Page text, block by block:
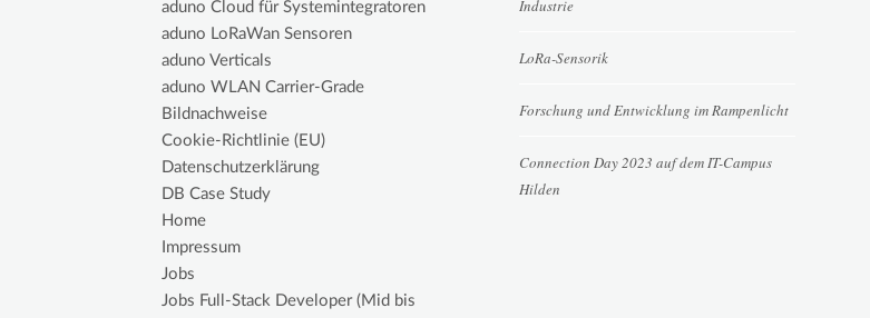
aduno Cloud für Systemintegratoren
aduno LoRaWan Sensoren
aduno Verticals
aduno WLAN Carrier-Grade
Bildnachweise
Cookie-Richtlinie (EU)
Datenschutzerklärung
DB Case Study
Home
Impressum
Jobs
Jobs Full-Stack Developer (Mid bis
Industrie
LoRa-Sensorik
Forschung und Entwicklung im Rampenlicht
Connection Day 2023 auf dem IT-Campus
Hilden